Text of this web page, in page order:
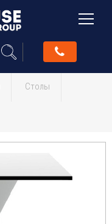
Столы